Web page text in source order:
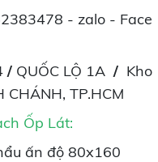
- zalo - Face
/QUỐC LỘ 1A / Kho
CHÁNH, TP.HCM
Ốp Lát:
ấn độ 80x160